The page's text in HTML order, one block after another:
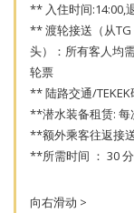
** 入住时间:14:00,
** 渡轮接送（从TG
头）：所有客人均
轮票
** 陆路交通/TEKEK
**潜水装备租赁: 每
**额外乘客往返接
**所需时间 ： 30 分
向右滑动 >